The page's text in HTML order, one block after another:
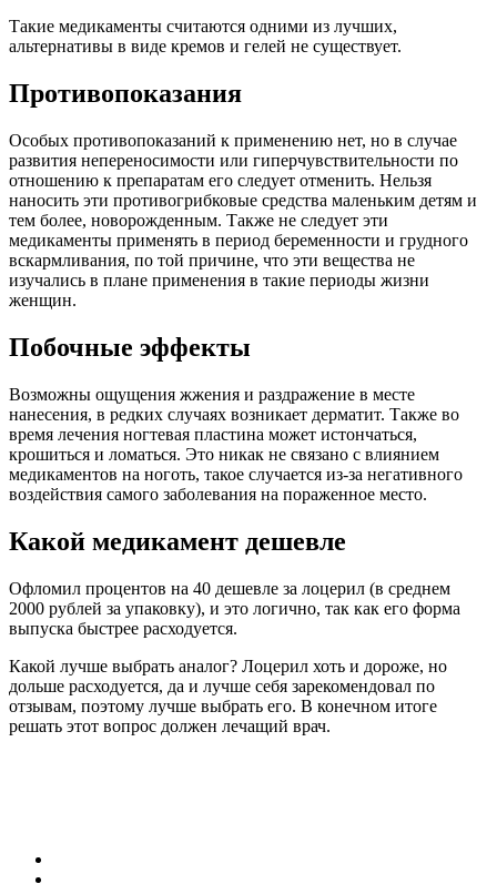
Такие медикаменты считаются одними из лучших,
альтернативы в виде кремов и гелей не существует.
Противопоказания
Особых противопоказаний к применению нет, но в случае
развития непереносимости или гиперчувствительности по
отношению к препаратам его следует отменить. Нельзя
наносить эти противогрибковые средства маленьким детям и
тем более, новорожденным. Также не следует эти
медикаменты применять в период беременности и грудного
вскармливания, по той причине, что эти вещества не
изучались в плане применения в такие периоды жизни
женщин.
Побочные эффекты
Возможны ощущения жжения и раздражение в месте
нанесения, в редких случаях возникает дерматит. Также во
время лечения ногтевая пластина может истончаться,
крошиться и ломаться. Это никак не связано с влиянием
медикаментов на ноготь, такое случается из-за негативного
воздействия самого заболевания на пораженное место.
Какой медикамент дешевле
Офломил процентов на 40 дешевле за лоцерил (в среднем
2000 рублей за упаковку), и это логично, так как его форма
выпуска быстрее расходуется.
Какой лучше выбрать аналог? Лоцерил хоть и дороже, но
дольше расходуется, да и лучше себя зарекомендовал по
отзывам, поэтому лучше выбрать его. В конечном итоге
решать этот вопрос должен лечащий врач.